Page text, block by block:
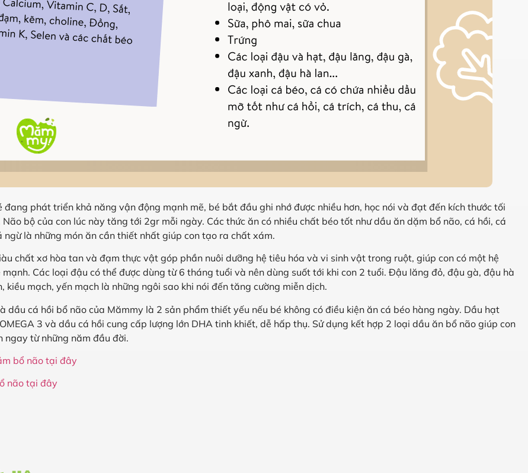
đang phát triển khả năng vận động mạnh mẽ, bé bắt đầu ghi nhớ được nhiều hơn, học nói và đạt đến kích thước tối
bộ của con lúc này tăng tới 2gr mỗi ngày. Các thức ăn có nhiều chất béo tốt như dầu ăn dặm bổ não, cá hồi, cá
ngừ là những món ăn cần thiết nhất giúp con tạo ra chất xám.
chất xơ hòa tan và đạm thực vật góp phần nuôi dưỡng hệ tiêu hóa và vi sinh vật trong ruột, giúp con có một hệ
mạnh. Các loại đậu có thể được dùng từ 6 tháng tuổi và nên dùng suốt tới khi con 2 tuổi. Đậu lăng đỏ, đậu gà, đậu hà
kiều mạch, yến mạch là những ngôi sao khi nói đến tăng cường miễn dịch.
dầu cá hồi bổ não của Mămmy là 2 sản phẩm thiết yếu nếu bé không có điều kiện ăn cá béo hàng ngày. Dầu hạt
3 và dầu cá hồi cung cấp lượng lớn DHA tinh khiết, dễ hấp thụ. Sử dụng kết hợp 2 loại dầu ăn bổ não giúp con
ngay từ những năm đầu đời.
bổ não tại đây
não tại đây